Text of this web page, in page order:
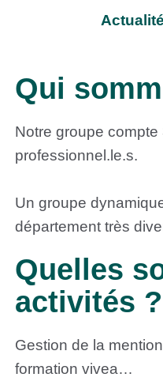
Qui
Notre groupe
professionnel.le.s.
Un groupe
département très
Quelles
activités ?
Gestion de la
formation vivea…